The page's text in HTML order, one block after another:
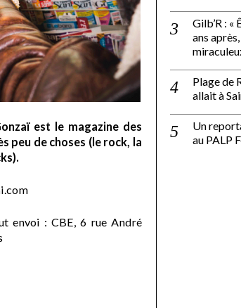
est le magazine des
peu de choses (le rock, la
envoi : CBE, 6 rue André
Gilb’R : «
ans après,
Plage de
allait à
Un
au PALP